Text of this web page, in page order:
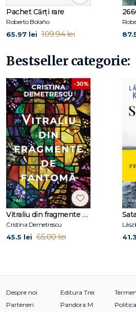
Pachet Cărți rare
Roberto Bolaño
65.97 lei 109.94 lei
Bestseller categorie:
-30%
Vitraliu din fragmente de fantomă
Cristina Demetrescu
45.5 lei 65.00 lei
Despre noi
Parteneri
Editura Trei
Pandora M